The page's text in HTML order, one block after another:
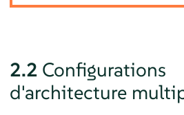
2.2 Configurations
d'architecture